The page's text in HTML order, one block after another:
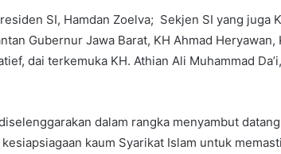
SI, Hamdan Zoelva; Sekjen SI yang juga
Gubernur Jawa Barat, KH Ahmad Heryawan,
dai terkemuka KH. Athian Ali Muhammad
dalam rangka menyambut
kaum Syarikat Islam untuk